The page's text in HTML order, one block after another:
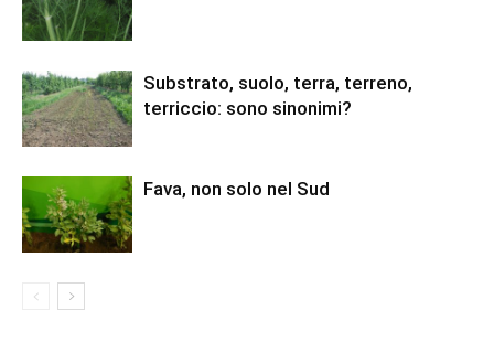
Substrato, suolo, terra, terreno,
terriccio: sono sinonimi?
Fava, non solo nel Sud